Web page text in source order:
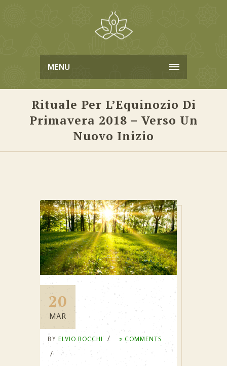
MENU
Rituale Per L’Equinozio Di
Primavera 2018 – Verso Un
Nuovo Inizio
20
MAR
BY ELVIO ROCCHI 2 COMMENTS